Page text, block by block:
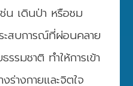
น เดินป่า หรือชม
ะสบการณ์ที่ผ่อนคลาย
รรมชาติ ทำให้การเข้า
างกายและจิตใจ